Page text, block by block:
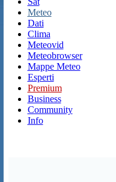
Meteo
Dati
Clima
Meteovid
Meteobrowser
Mappe Meteo
Esperti
Premium
Business
Community
Info